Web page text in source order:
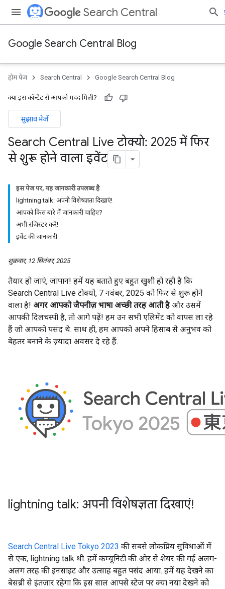
Search Central
Google Search Central Blog
होम पेज Search Central Google Search Central Blog
क्या इस कॉन्टेंट से आपको मदद मिली?
सुझाव भेजें
Search Central Live टोक्यो: 2025 में फिर
से शुरू होने वाला इवेंट
इस पेज पर, यह जानकारी उपलब्ध है
lightning talk: अपनी विशेषज्ञता दिखाएं!
आपको किस बारे में जानकारी चाहिए?
अभी रजिस्टर करें!
इवेंट की जानकारी
शुक्रवार, 12 सितंबर, 2025
तैयार हो जाएं, जापान! हमें यह बताते हुए बहुत खुशी हो रही है कि
Search Central Live टोक्यो, 7 नवंबर, 2025 को फिर से शुरू होने
वाला है! अगर आपको जैपनीज़ भाषा अच्छी तरह आती हैऔर उसमें
आपकी दिलचस्पी है, तो आगे पढ़ें! हम उन सभी एलिमेंट को वापस ला रहे
हैं जो आपको पसंद थे. साथ ही, हम आपको अपने हिसाब से अनुभव को
बेहतर बनाने के ज़्यादा अवसर दे रहे हैं.
lightning talk: अपनी विशेषज्ञता दिखाएं!
Search Central Live Tokyo 2023 की सबसे लोकप्रिय सुविधाओं में
से एक, lightning talk थी. हमें कम्यूनिटी की ओर से शेयर की गई अलग-
अलग तरह की इनसाइट और उत्साह बहुत पसंद आया. हमें यह देखने का
बेसब्री से इंतज़ार रहेगा कि इस साल आपसे स्टेज पर क्या नया देखने को